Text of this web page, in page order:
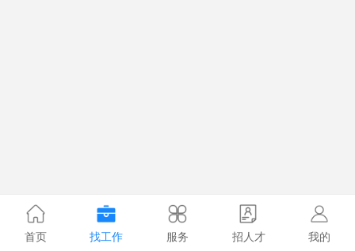
首页 找工作 服务 招人才 我的